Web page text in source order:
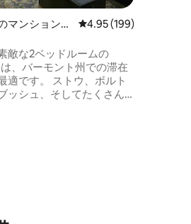
星の平均評価
マンション・
レビュー199件、5つ
4.95 (199)
敵な2ベッドルームの
、バーモント州での滞在
トウ、ボルト
ッシュ、そしてたくさん